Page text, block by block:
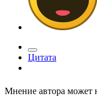
Цитата
Мнение автора может